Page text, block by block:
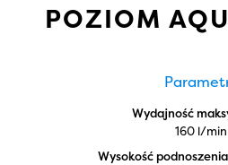
POZIOM
Wydajność
160 l/min
Wysokość